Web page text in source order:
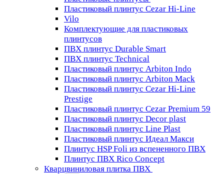
Пластиковый плинтус Cezar Hi-Line
Vilo
Комплектующие для пластиковых
плинтусов
ПВХ плинтус Durable Smart
ПВХ плинтус Technical
Пластиковый плинтус Arbiton Indo
Пластиковый плинтус Arbiton Mack
Пластиковый плинтус Cezar Hi-Line
Prestige
Пластиковый плинтус Cezar Premium 59
Пластиковый плинтус Decor plast
Пластиковый плинтус Line Plast
Пластиковый плинтус Идеал Макси
Плинтус HSP Foli из вспененного ПВХ
Плинтус ПВХ Rico Concept
Кварцвиниловая плитка ПВХ